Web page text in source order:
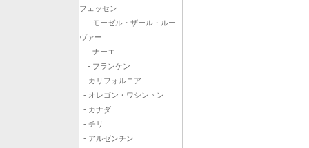
フェッセン
- モーゼル・ザール・ルー
ヴァー
- ナーエ
- フランケン
- カリフォルニア
- オレゴン・ワシントン
- カナダ
- チリ
- アルゼンチン